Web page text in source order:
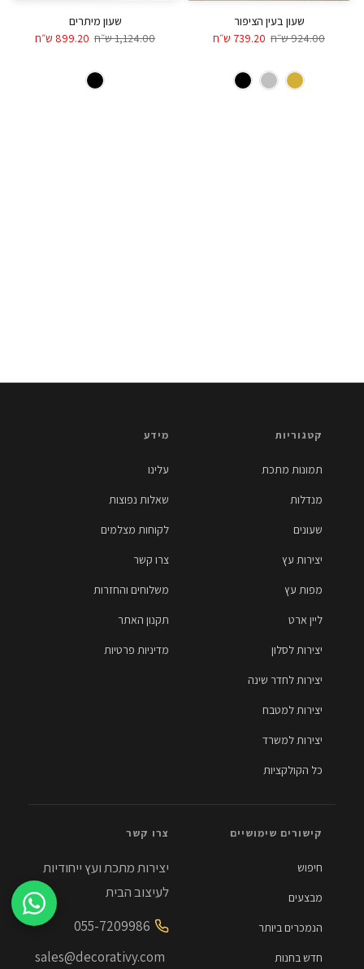
שעון בעין הציפור
924.00 ש״ח
739.20 ש״ח
שעון מיתרים
1,124.00 ש״ח
899.20 ש״ח
קטגוריות
תמונות מתכת
מנדלות
שעונים
יצירות עץ
מפות עץ
ליין ארט
יצירות לסלון
יצירות לחדר שינה
יצירות למטבח
יצירות למשרד
כל הקולקציות
מידע
עלינו
שאלות נפוצות
לקוחות מצלמים
צרו קשר
משלוחים והחזרות
תקנון האתר
מדיניות פרטיות
קישורים שימושיים
חיפוש
מבצעים
הנמכרים ביותר
חדש בחנות
צרו קשר
יצירות מתכת ועץ ייחודיות
לעיצוב הבית
055-7209986
sales@decorativy.com